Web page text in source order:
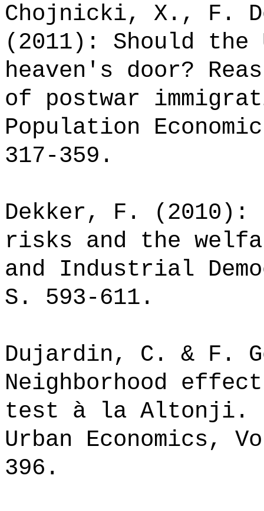
Chojnicki, X., F.
(2011): Should the
heaven's door?
of postwar
Population
317-359.
Dekker, F.
risks and the
and Industrial
S. 593-611.
Dujardin, C. & F.
Neighborhood
test à la Altonji.
Urban Economics,
396.